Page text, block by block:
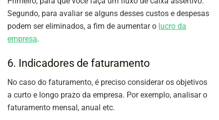
Segundo, para avaliar se alguns desses custos e despesas
podem ser eliminados, a fim de aumentar o lucro da
empresa.
6. Indicadores de faturamento
No caso do faturamento, é preciso considerar os objetivos
a curto e longo prazo da empresa. Por exemplo, analisar o
faturamento mensal, anual etc.